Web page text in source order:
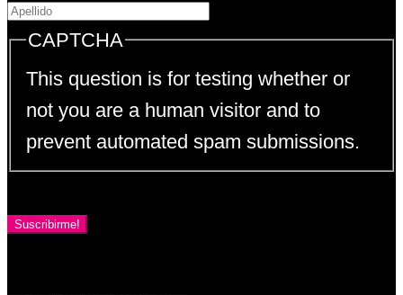
CAPTCHA
This question is for testing whether or
not you are a human visitor and to
prevent automated spam submissions.
Suscribirme!